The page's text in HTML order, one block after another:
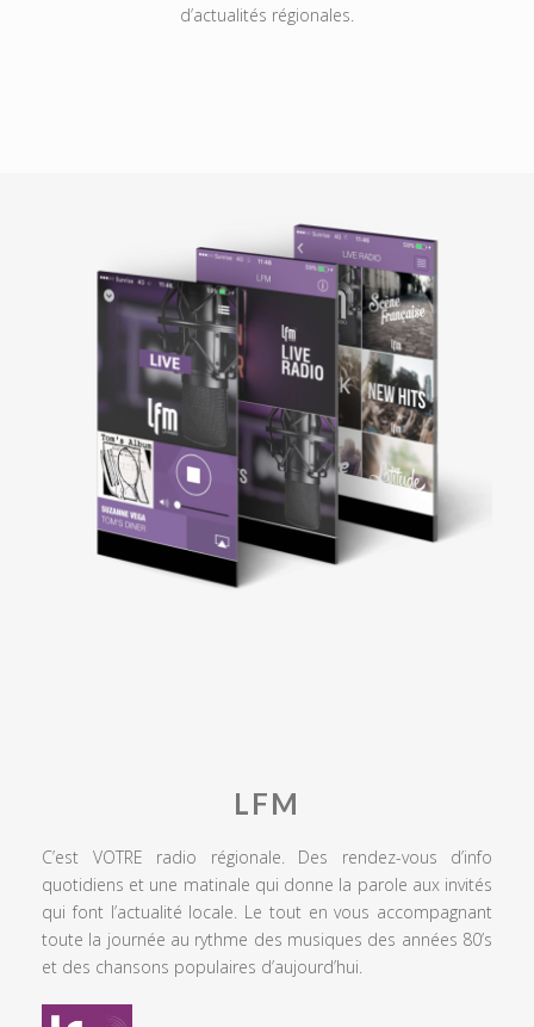
d’actualités régionales.
LFM
C’est VOTRE radio régionale. Des rendez-vous d’info
quotidiens et une matinale qui donne la parole aux invités
qui font l’actualité locale. Le tout en vous accompagnant
toute la journée au rythme des musiques des années 80’s
et des chansons populaires d’aujourd’hui.